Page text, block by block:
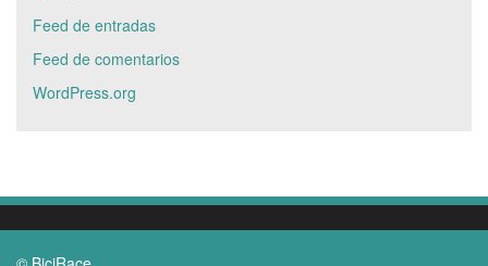
Feed de entradas
Feed de comentarios
WordPress.org